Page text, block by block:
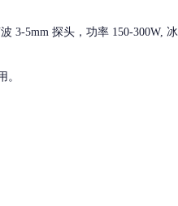
3-5mm 探头，功率 150-300W,
。